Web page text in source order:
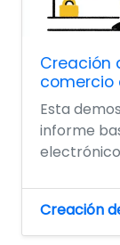
Creación
comercio
Esta
informe
Creación